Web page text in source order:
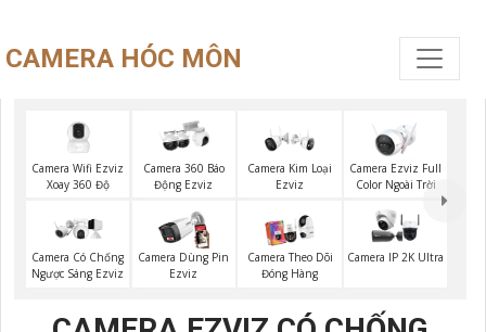
CAMERA HÓC MÔN
Camera Wifi Ezviz
Xoay 360 Độ
Camera 360 Báo
Động Ezviz
Camera Kim Loại
Ezviz
Camera Ezviz Full
Color Ngoài Trời
Camera Có Chống
Ngược Sáng Ezviz
Camera Dùng Pin
Ezviz
Camera Theo Dõi
Đóng Hàng
Camera IP 2K Ultra